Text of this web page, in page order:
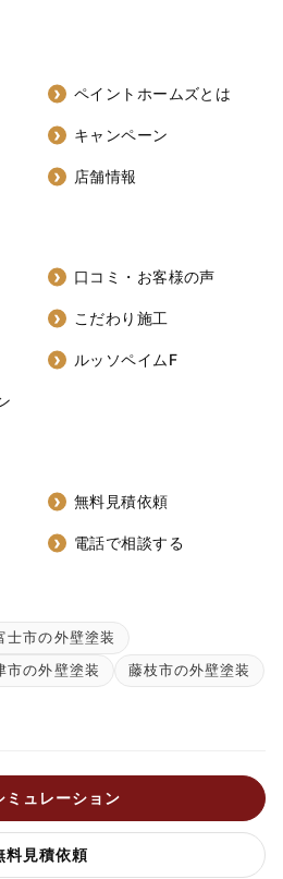
ペイントホームズとは
キャンペーン
店舗情報
口コミ・お客様の声
こだわり施工
ルッソペイムF
無料見積依頼
電話で相談する
士市の外壁塗装
市の外壁塗装
藤枝市の外壁塗装
ミュレーション
料見積依頼